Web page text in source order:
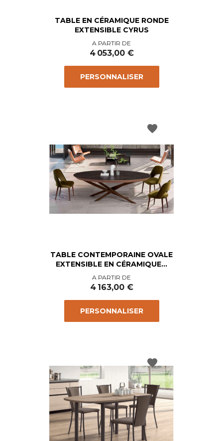
TABLE EN CÉRAMIQUE RONDE
EXTENSIBLE CYRUS
Prix
A PARTIR DE
4 053,00 €
PERSONNALISER
TABLE CONTEMPORAINE OVALE
EXTENSIBLE EN CÉRAMIQUE...
Prix
A PARTIR DE
4 163,00 €
PERSONNALISER
favorite
favorite